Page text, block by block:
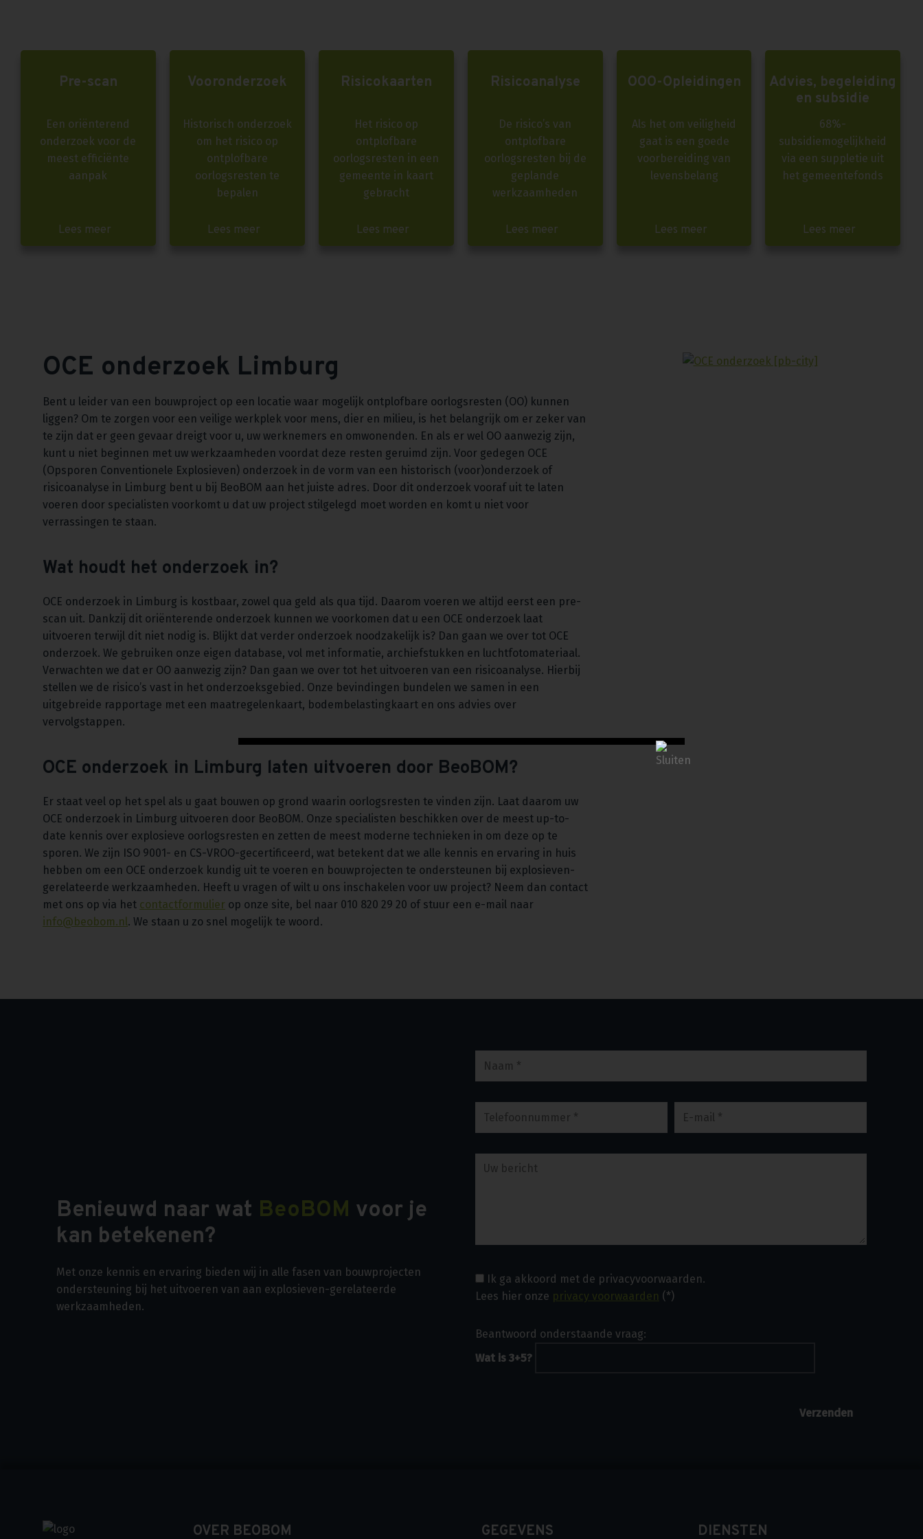
Pre-scan
Een oriënterend
onderzoek voor de
meest efficiënte
aanpak
Lees meer
Vooronderzoek
Historisch onderzoek
om het risico op
ontplofbare
oorlogsresten te
bepalen
Lees meer
Risicokaarten
Het risico op
ontplofbare
oorlogsresten in een
gemeente in kaart
gebracht
Lees meer
Risicoanalyse
De risico’s van
ontplofbare
oorlogsresten bij de
geplande
werkzaamheden
Lees meer
OOO-Opleidingen
Als het om veiligheid
gaat is een goede
voorbereiding van
levensbelang
Lees meer
Advies, begeleiding
en subsidie
68%-
subsidiemogelijkheid
via een suppletie uit
het gemeentefonds
Lees meer
OCE onderzoek Limburg
Bent u leider van een bouwproject op een locatie waar mogelijk ontplofbare oorlogsresten (OO) kunnen
liggen? Om te zorgen voor een veilige werkplek voor mens, dier en milieu, is het belangrijk om er zeker van
te zijn dat er geen gevaar dreigt voor u, uw werknemers en omwonenden. En als er wel OO aanwezig zijn,
kunt u niet beginnen met uw werkzaamheden voordat deze resten geruimd zijn. Voor gedegen OCE
(Opsporen Conventionele Explosieven) onderzoek in de vorm van een historisch (voor)onderzoek of
risicoanalyse in Limburg bent u bij BeoBOM aan het juiste adres. Door dit onderzoek vooraf uit te laten
voeren door specialisten voorkomt u dat uw project stilgelegd moet worden en komt u niet voor
verrassingen te staan.
Wat houdt het onderzoek in?
OCE onderzoek in Limburg is kostbaar, zowel qua geld als qua tijd. Daarom voeren we altijd eerst een pre-
scan uit. Dankzij dit oriënterende onderzoek kunnen we voorkomen dat u een OCE onderzoek laat
uitvoeren terwijl dit niet nodig is. Blijkt dat verder onderzoek noodzakelijk is? Dan gaan we over tot OCE
onderzoek. We gebruiken onze eigen database, vol met informatie, archiefstukken en luchtfotomateriaal.
Verwachten we dat er OO aanwezig zijn? Dan gaan we over tot het uitvoeren van een risicoanalyse. Hierbij
stellen we de risico’s vast in het onderzoeksgebied. Onze bevindingen bundelen we samen in een
uitgebreide rapportage met een maatregelenkaart, bodembelastingkaart en ons advies over
vervolgstappen.
OCE onderzoek in Limburg laten uitvoeren door BeoBOM?
Er staat veel op het spel als u gaat bouwen op grond waarin oorlogsresten te vinden zijn. Laat daarom uw
OCE onderzoek in Limburg uitvoeren door BeoBOM. Onze specialisten beschikken over de meest up-to-
date kennis over explosieve oorlogsresten en zetten de meest moderne technieken in om deze op te
sporen. We zijn ISO 9001- en CS-VROO-gecertificeerd, wat betekent dat we alle kennis en ervaring in huis
hebben om een OCE onderzoek kundig uit te voeren en bouwprojecten te ondersteunen bij explosieven-
gerelateerde werkzaamheden. Heeft u vragen of wilt u ons inschakelen voor uw project? Neem dan contact
met ons op via het contactformulier op onze site, bel naar 010 820 29 20 of stuur een e-mail naar
info@beobom.nl . We staan u zo snel mogelijk te woord.
Benieuwd naar wat BeoBOM voor je
kan betekenen?
Met onze kennis en ervaring bieden wij in alle fasen van bouwprojecten
ondersteuning bij het uitvoeren van aan explosieven-gerelateerde
werkzaamheden.
Ik ga akkoord met de privacyvoorwaarden.
Lees hier onze privacy voorwaarden (*)
Beantwoord onderstaande vraag:
Wat is 3+5?
OVER BEOBOM GEGEVENS DIENSTEN